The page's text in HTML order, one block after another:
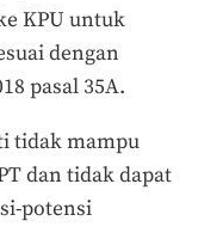
KPU untuk
dengan
pasal 35A.
tidak mampu
dan tidak dapat
potensi